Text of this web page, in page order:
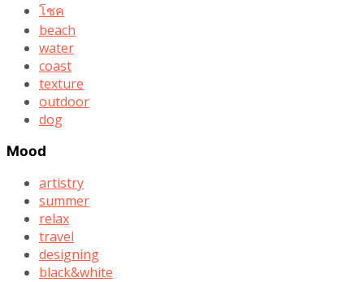
โชค
beach
water
coast
texture
outdoor
dog
Mood
artistry
summer
relax
travel
designing
black&white